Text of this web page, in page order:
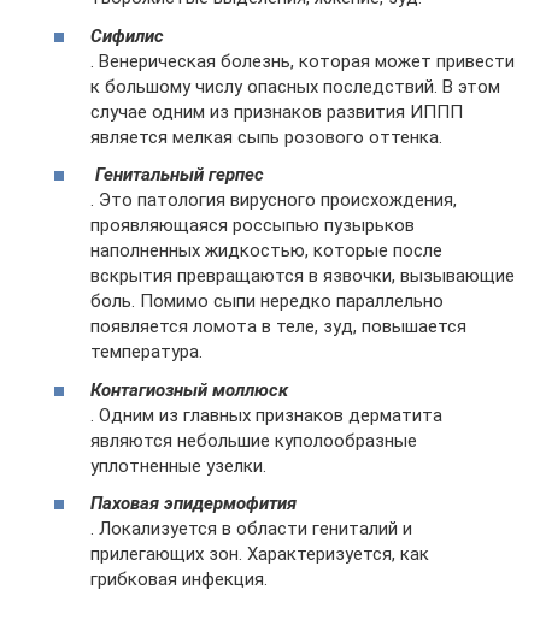
Сифилис
. Венерическая болезнь, которая может привести
к большому числу опасных последствий. В этом
случае одним из признаков развития ИППП
является мелкая сыпь розового оттенка.
Генитальный герпес
. Это патология вирусного происхождения,
проявляющаяся россыпью пузырьков
наполненных жидкостью, которые после
вскрытия превращаются в язвочки, вызывающие
боль. Помимо сыпи нередко параллельно
появляется ломота в теле, зуд, повышается
температура.
Контагиозный моллюск
. Одним из главных признаков дерматита
являются небольшие куполообразные
уплотненные узелки.
Паховая эпидермофития
. Локализуется в области гениталий и
прилегающих зон. Характеризуется, как
грибковая инфекция.